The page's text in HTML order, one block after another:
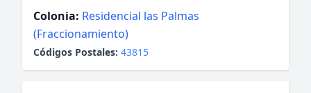
Colonia: Residencial las Palmas
(Fraccionamiento)
Códigos Postales: 43815